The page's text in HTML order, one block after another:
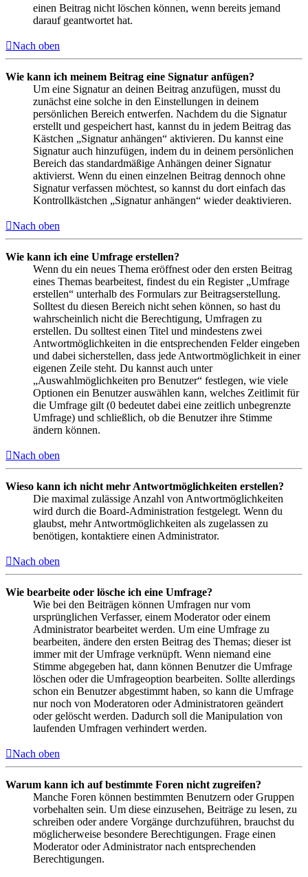
einen Beitrag nicht löschen können, wenn bereits jemand
darauf geantwortet hat.
Nach oben
Wie kann ich meinem Beitrag eine Signatur anfügen?
Um eine Signatur an deinen Beitrag anzufügen, musst du
zunächst eine solche in den Einstellungen in deinem
persönlichen Bereich entwerfen. Nachdem du die Signatur
erstellt und gespeichert hast, kannst du in jedem Beitrag das
Kästchen „Signatur anhängen“ aktivieren. Du kannst eine
Signatur auch hinzufügen, indem du in deinem persönlichen
Bereich das standardmäßige Anhängen deiner Signatur
aktivierst. Wenn du einen einzelnen Beitrag dennoch ohne
Signatur verfassen möchtest, so kannst du dort einfach das
Kontrollkästchen „Signatur anhängen“ wieder deaktivieren.
Nach oben
Wie kann ich eine Umfrage erstellen?
Wenn du ein neues Thema eröffnest oder den ersten Beitrag
eines Themas bearbeitest, findest du ein Register „Umfrage
erstellen“ unterhalb des Formulars zur Beitragserstellung.
Solltest du diesen Bereich nicht sehen können, so hast du
wahrscheinlich nicht die Berechtigung, Umfragen zu
erstellen. Du solltest einen Titel und mindestens zwei
Antwortmöglichkeiten in die entsprechenden Felder eingeben
und dabei sicherstellen, dass jede Antwortmöglichkeit in einer
eigenen Zeile steht. Du kannst auch unter
„Auswahlmöglichkeiten pro Benutzer“ festlegen, wie viele
Optionen ein Benutzer auswählen kann, welches Zeitlimit für
die Umfrage gilt (0 bedeutet dabei eine zeitlich unbegrenzte
Umfrage) und schließlich, ob die Benutzer ihre Stimme
ändern können.
Nach oben
Wieso kann ich nicht mehr Antwortmöglichkeiten erstellen?
Die maximal zulässige Anzahl von Antwortmöglichkeiten
wird durch die Board-Administration festgelegt. Wenn du
glaubst, mehr Antwortmöglichkeiten als zugelassen zu
benötigen, kontaktiere einen Administrator.
Nach oben
Wie bearbeite oder lösche ich eine Umfrage?
Wie bei den Beiträgen können Umfragen nur vom
ursprünglichen Verfasser, einem Moderator oder einem
Administrator bearbeitet werden. Um eine Umfrage zu
bearbeiten, ändere den ersten Beitrag des Themas; dieser ist
immer mit der Umfrage verknüpft. Wenn niemand eine
Stimme abgegeben hat, dann können Benutzer die Umfrage
löschen oder die Umfrageoption bearbeiten. Sollte allerdings
schon ein Benutzer abgestimmt haben, so kann die Umfrage
nur noch von Moderatoren oder Administratoren geändert
oder gelöscht werden. Dadurch soll die Manipulation von
laufenden Umfragen verhindert werden.
Nach oben
Warum kann ich auf bestimmte Foren nicht zugreifen?
Manche Foren können bestimmten Benutzern oder Gruppen
vorbehalten sein. Um diese einzusehen, Beiträge zu lesen, zu
schreiben oder andere Vorgänge durchzuführen, brauchst du
möglicherweise besondere Berechtigungen. Frage einen
Moderator oder Administrator nach entsprechenden
Berechtigungen.